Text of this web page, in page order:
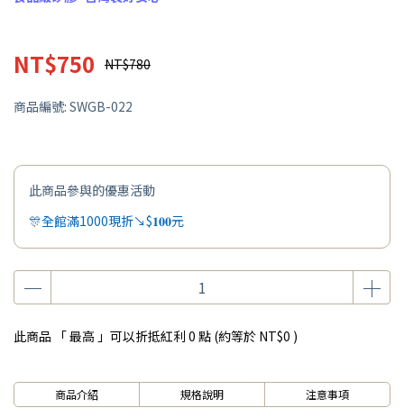
NT$750 NT$780
商品編號: SWGB-022
此商品參與的優惠活動
🎊全館滿1000現折↘$𝟏𝟎𝟎元
此商品 「 最高 」可以折抵紅利 0 點 (約等於 NT$0 )
商品介紹 規格說明 注意事項